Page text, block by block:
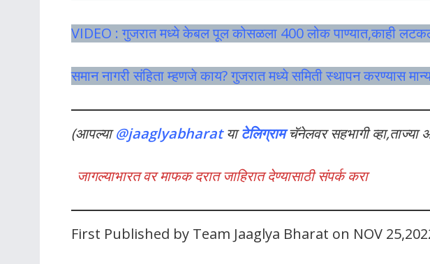
VIDEO : गुजरात मध्ये केबल पूल कोसळला 400 लोक पाण्यात,काही
समान नागरी संहिता म्हणजे काय? गुजरात मध्ये समिती स्थापन करण्यास
(आपल्या@jaaglyabharat याटेलिग्राम चॅनेलवर सहभागी व्हा,ताज्या
जागल्याभारत वर माफक दरात जाहिरात देण्यासाठी संपर्क करा
First Published by Team Jaaglya Bharat on NOV